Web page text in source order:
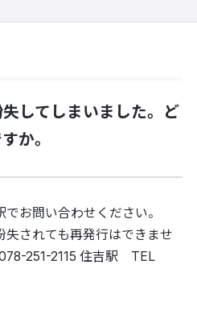
してしまいました。ど
か。
お問い合わせください。
失されても再発行はできませ
251-2115 住吉駅 TEL